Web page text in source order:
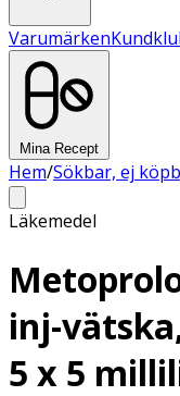
Varumärken
Mina Recept
Hem/Sökbar, ej
Läkemedel
inj-
5 x 5